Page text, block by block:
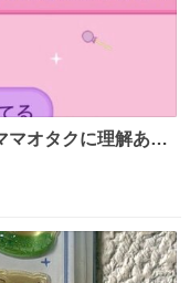
マオタクに理解あっ